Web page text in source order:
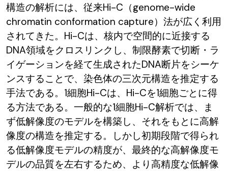
構造の解析には、従来Hi-C（genome-wide
chromatin conformation capture）法が広く利用
されてきた。Hi-Cは、核内で空間的に近接する
DNA領域をクロスリンクし、制限酵素で切断・ラ
イゲーションを経て生成されたDNA断片をシーケ
ンスすることで、染色体の三次元構造を推定する
手法である。1細胞Hi-Cは、Hi-Cを1細胞ごとに得
る方法である。一般的な1細胞Hi-C解析では、ま
ず低解像度のモデルを構築し、それをもとに高解
像度の構造を推定する。しかし初期段階で得られ
る低解像度モデルの精度が、最終的な高解像度モ
デルの品質を左右するため、より高精度な低解像